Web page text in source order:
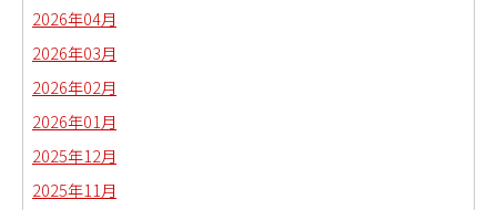
2026年04月
2026年03月
2026年02月
2026年01月
2025年12月
2025年11月